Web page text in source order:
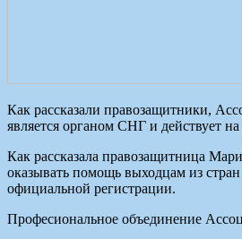
Как рассказали правозащитники,
является органом СНГ и действует
Как рассказала правозащитница
оказывать помощь выходцам из
официальной регистрации.
Професиональное объединение